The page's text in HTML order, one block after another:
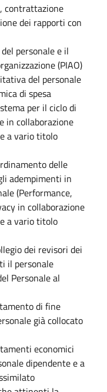
contrattazione
dei rapporti con
personale e il
(PIAO)
del personale
di spesa
per il ciclo di
in collaborazione
a vario titolo
delle
adempimenti in
(Performance,
in collaborazione
a vario titolo
dei revisori dei
il personale
Personale al
di fine
già collocato
economici
dipendente e a